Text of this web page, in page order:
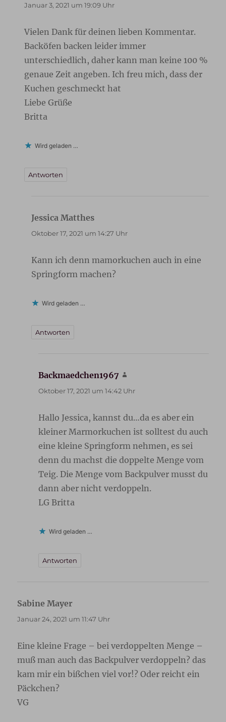
Januar 3, 2021 um 19:09 Uhr
Vielen Dank für deinen lieben Kommentar.
Backöfen backen leider immer
unterschiedlich, daher kann man keine 100 %
genaue Zeit angeben. Ich freu mich, dass der
Kuchen geschmeckt hat
Liebe Grüße
Britta
Wird geladen …
Antworten
Jessica Matthes
Oktober 17, 2021 um 14:27 Uhr
Kann ich denn mamorkuchen auch in eine
Springform machen?
Wird geladen …
Antworten
Backmaedchen1967
Oktober 17, 2021 um 14:42 Uhr
Hallo Jessica, kannst du…da es aber ein
kleiner Marmorkuchen ist solltest du auch
eine kleine Springform nehmen, es sei
denn du machst die doppelte Menge vom
Teig. Die Menge vom Backpulver musst du
dann aber nicht verdoppeln.
LG Britta
Wird geladen …
Antworten
Sabine Mayer
Januar 24, 2021 um 11:47 Uhr
Eine kleine Frage – bei verdoppelten Menge –
muß man auch das Backpulver verdoppeln? das
kam mir ein bißchen viel vor!? Oder reicht ein
Päckchen?
VG